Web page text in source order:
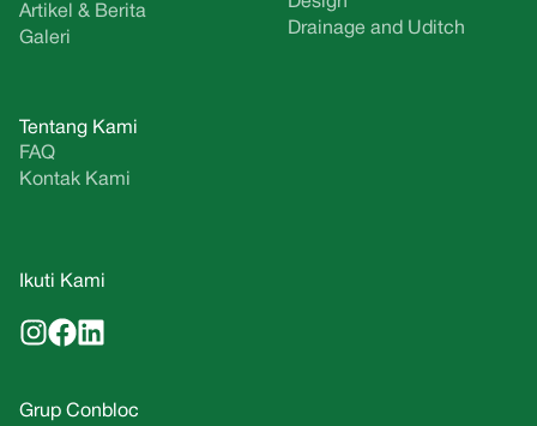
Tentang Kami
FAQ
Kontak Kami
Drainage and Uditch
Artikel & Berita
Galeri
Ikuti Kami
Grup Conbloc